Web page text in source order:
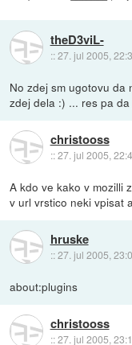
theD3viL-
::27. jul 2005,
No zdej sm ugotovu da
zdej dela :) ... res pa
christooss
::27. jul 2005,
A kdo ve kako v mozilli
v url vrstico neki vpisat
hruske
::27. jul 2005,
about:plugins
christooss
::27. jul 2005,